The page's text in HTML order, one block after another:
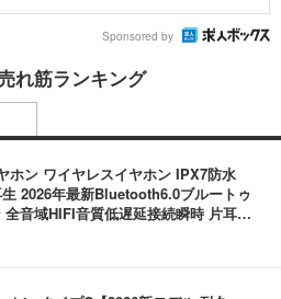
Sponsored by
れ筋ランキング
ホン ワイヤレスイヤホン IPX7防水
2026年最新Bluetooth6.0ブルートゥ
全音域HIFI音質低遅延接続瞬時 片耳/
対応 (002 black)